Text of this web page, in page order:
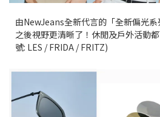
由NewJeans全新代言的「全新偏光
之後視野更清晰了！休閒及戶外活動
號: LES / FRIDA / FRITZ)